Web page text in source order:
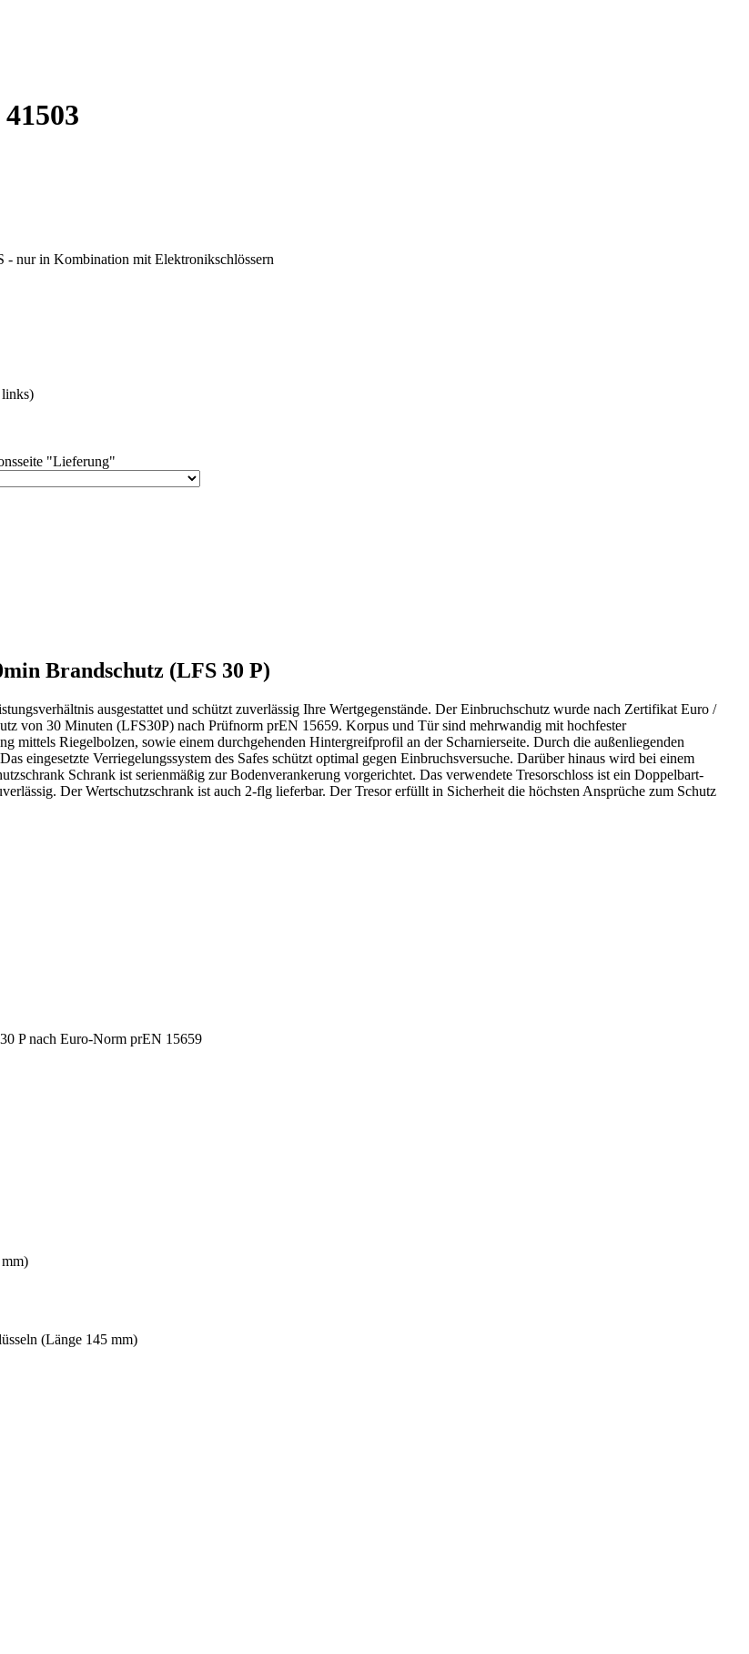
- nur in Kombination mit Elektronikschlössern
links)
"Lieferung"
Brandschutz (LFS 30 P)
ausgestattet und schützt zuverlässig Ihre Wertgegenstände. Der Einbruchschutz wurde nach Zertifikat Euro /
von 30 Minuten (LFS30P) nach Prüfnorm prEN 15659. Korpus und Tür sind mehrwandig mit hochfester
mittels Riegelbolzen, sowie einem durchgehenden Hintergreifprofil an der Scharnierseite. Durch die außenliegenden
eingesetzte Verriegelungssystem des Safes schützt optimal gegen Einbruchsversuche. Darüber hinaus wird bei einem
Schrank ist serienmäßig zur Bodenverankerung vorgerichtet. Das verwendete Tresorschloss ist ein Doppelbart-
Der Wertschutzschrank ist auch 2-flg lieferbar. Der Tresor erfüllt in Sicherheit die höchsten Ansprüche zum Schutz
(Länge 145 mm)